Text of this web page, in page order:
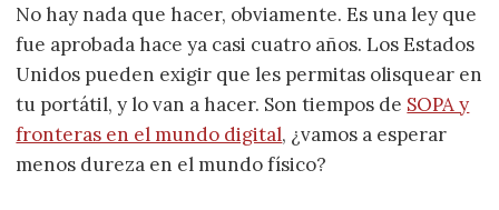
No hay nada que hacer, obviamente. Es una ley que
fue aprobada hace ya casi cuatro años. Los Estados
Unidos pueden exigir que les permitas olisquear en
tu portátil, y lo van a hacer. Son tiempos de SOPA y
fronteras en el mundo digital, ¿vamos a esperar
menos dureza en el mundo físico?